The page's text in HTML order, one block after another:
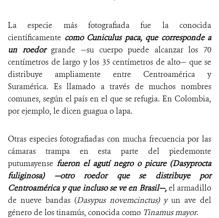
La especie más fotografiada fue la conocida
científicamente como Cuniculus paca, que corresponde a
un roedorgrande —su cuerpo puede alcanzar los 70
centímetros de largo y los 35 centímetros de alto— que se
distribuye ampliamente entre Centroamérica y
Suramérica. Es llamado a través de muchos nombres
comunes, según el país en el que se refugia. En Colombia,
por ejemplo, le dicen guagua o lapa.
Otras especies fotografiadas con mucha frecuencia por las
cámaras trampa en esta parte del piedemonte
putumayense fueron el agutí negro o picure (Dasyprocta
fuliginosa) —otro roedor que se distribuye por
Centroamérica y que incluso se ve en Brasil—,el armadillo
de nueve bandas (Dasypus novemcinctus) yun ave del
género de los tinamús, conocida como Tinamus mayor.